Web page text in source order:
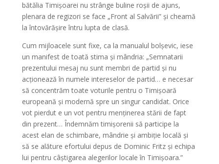
bătălia Timișoarei nu strânge buline roșii de ajuns,
plenara de regizori se face „Front al Salvării” și cheamă
la întovărășire întru lupta de clasă.
Cum mijloacele sunt fixe, ca la manualul bolșevic, iese
un manifest de toată stima și mândria: „Semnatarii
prezentului mesaj nu sunt membri de partid și nu
acționează în numele intereselor de partid… e necesar
să concentrăm toate voturile pentru o Timișoară
europeană și modernă spre un singur candidat. Orice
vot pierdut e un vot pentru menținerea stării de fapt
din prezent… Îndemnăm timișorenii să participe la
acest elan de schimbare, mândrie și ambiție locală și
să se alăture efortului depus de Dominic Fritz și echipa
lui pentru câștigarea alegerilor locale în Timișoara.”